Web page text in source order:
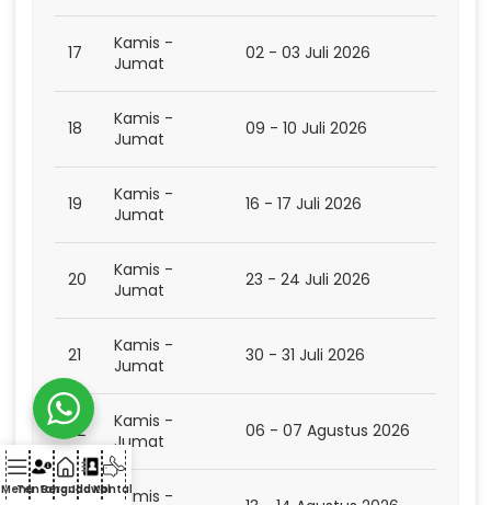
17
Kamis -
Jumat
02 - 03 Juli 2026
18
Kamis -
Jumat
09 - 10 Juli 2026
19
Kamis -
Jumat
16 - 17 Juli 2026
20
Kamis -
Jumat
23 - 24 Juli 2026
21
Kamis -
Jumat
30 - 31 Juli 2026
22
Kamis -
Jumat
06 - 07 Agustus 2026
Kamis -
MenuTentangBerandaJadwalKontak